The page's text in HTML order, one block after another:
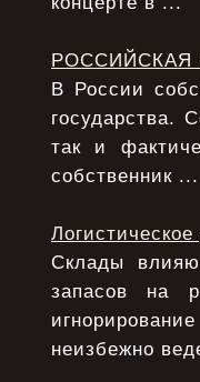
РОССИЙСКАЯ
В России
государства.
так и
собственник ...
Склады
запасов на
неизбежно